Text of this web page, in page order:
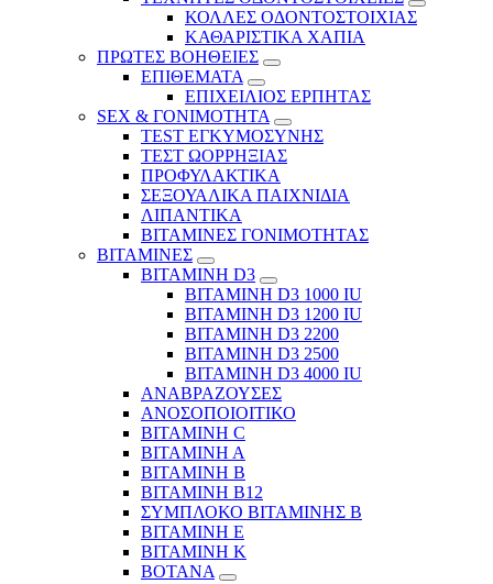
ΚΟΛΛΕΣ ΟΔΟΝΤΟΣΤΟΙΧΙΑΣ
ΚΑΘΑΡΙΣΤΙΚΑ ΧΑΠΙΑ
ΠΡΩΤΕΣ ΒΟΗΘΕΙΕΣ
ΕΠΙΘΕΜΑΤΑ
ΕΠΙΧΕΙΛΙΟΣ ΕΡΠΗΤΑΣ
SEX & ΓΟΝΙΜΟΤΗΤΑ
TEST ΕΓΚΥΜΟΣΥΝΗΣ
ΤΕΣΤ ΩΟΡΡΗΞΙΑΣ
ΠΡΟΦΥΛΑΚΤΙΚΑ
ΣΕΞΟΥΑΛΙΚΑ ΠΑΙΧΝΙΔΙΑ
ΛΙΠΑΝΤΙΚΑ
ΒΙΤΑΜΙΝΕΣ ΓΟΝΙΜΟΤΗΤΑΣ
ΒΙΤΑΜΙΝΕΣ
ΒΙΤΑΜΙΝΗ D3
ΒΙΤΑΜΙΝΗ D3 1000 IU
ΒΙΤΑΜΙΝΗ D3 1200 IU
ΒΙΤΑΜΙΝΗ D3 2200
ΒΙΤΑΜΙΝΗ D3 2500
BITAMINH D3 4000 IU
ΑΝΑΒΡΑΖΟΥΣΕΣ
ΑΝΟΣΟΠΟΙΟΙΤΙΚΟ
ΒΙΤΑΜΙΝΗ C
ΒΙΤΑΜΙΝΗ Α
ΒΙΤΑΜΙΝΗ Β
ΒΙΤΑΜΙΝΗ Β12
ΣΥΜΠΛΟΚΟ ΒΙΤΑΜΙΝΗΣ Β
ΒΙΤΑΜΙΝΗ Ε
ΒΙΤΑΜΙΝΗ Κ
ΒΟΤΑΝΑ